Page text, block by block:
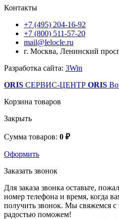
Контакты
+7 (495) 204-16-92
+7 (800) 511-57-20
mail@lelocle.ru
г. Москва, Ленинский
Разработка сайта: 3Win
ORIS СЕРВИС-ЦЕНТР ORIS
Корзина товаров
Закрыть
Сумма товаров: 0 ₽
Оформить
Заказать звонок
Для заказа звонка оставьте,
номер телефона и время, когда
получить звонок. Мы свяжемся с
радостью поможем!